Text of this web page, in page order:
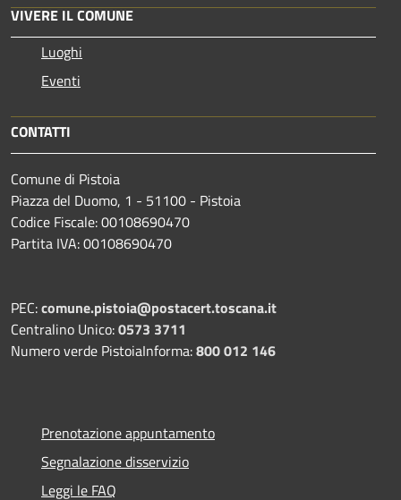
VIVERE IL COMUNE
Luoghi
Eventi
CONTATTI
Comune di Pistoia
Piazza del Duomo, 1 - 51100 - Pistoia
Codice Fiscale: 00108690470
Partita IVA: 00108690470
PEC:comune.pistoia@postacert.toscana.it
Centralino Unico:0573 3711
Numero verde PistoiaInforma:800 012 146
Prenotazione appuntamento
Segnalazione disservizio
Leggi le FAQ